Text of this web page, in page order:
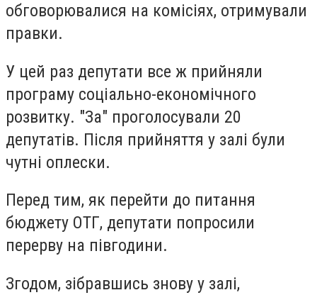
обговорювалися на комісіях, отримували
правки.
У цей раз депутати все ж прийняли
програму соціально-економічного
розвитку. "За" проголосували 20
депутатів. Після прийняття у залі були
чутні оплески.
Перед тим, як перейти до питання
бюджету ОТГ, депутати попросили
перерву на півгодини.
Згодом, зібравшись знову у залі,